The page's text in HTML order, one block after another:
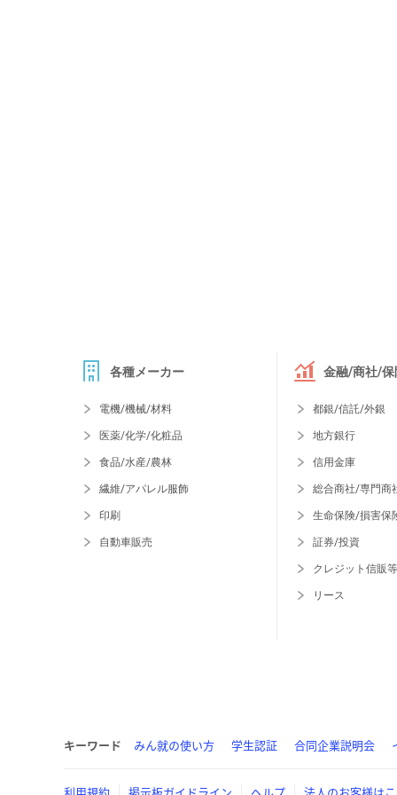
各種メーカー
電機/機械/材料
医薬/化学/化粧品
食品/水産/農林
繊維/アパレル服飾
印刷
自動車販売
金融/商社/保
都銀/信託/外銀
地方銀行
信用金庫
総合商社/専門商
生命保険/損害保
証券/投資
クレジット信販等
リース
キーワード みん就の使い方 学生認証 合同企業説明会